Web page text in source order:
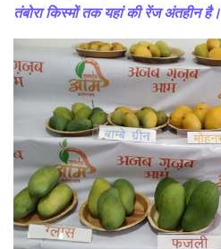
तंबोरा किस्मों तक यहां की रेंज अंतहीन है।